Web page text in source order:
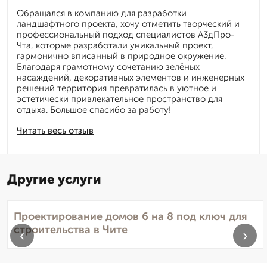
Читать весь отзыв
Обращался в компанию для разработки
ландшафтного проекта, хочу отметить творческий и
профессиональный подход специалистов А3дПро-
Чта, которые разработали уникальный проект,
гармонично вписанный в природное окружение.
Благодаря грамотному сочетанию зелёных
насаждений, декоративных элементов и инженерных
решений территория превратилась в уютное и
эстетически привлекательное пространство для
отдыха. Большое спасибо за работу!
Другие услуги
Проектирование домов 6 на 8 под ключ для
строительства в Чите
‹ ›